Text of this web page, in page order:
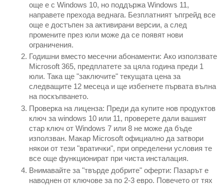
още е с Windows 10, но поддържа Windows 11,
направете прехода веднага. Безплатният ъпгрейд все
още е достъпен за активирани версии, а след
промените през юли може да се появят нови
ограничения.
Годишни вместо месечни абонаменти: Ако използвате
Microsoft 365, предплатете за цяла година преди 1
юли. Така ще "заключите" текущата цена за
следващите 12 месеца и ще избегнете първата вълна
на поскъпването.
Проверка на лиценза: Преди да купите нов продуктов
ключ за windows 10 или 11, проверете дали вашият
стар ключ от Windows 7 или 8 не може да бъде
използван. Макар Microsoft официално да затвори
някои от тези "вратички", при определени условия те
все още функционират при чиста инсталация.
Внимавайте за "твърде добрите" оферти: Пазарът е
наводнен от ключове за по 2-3 евро. Повечето от тях